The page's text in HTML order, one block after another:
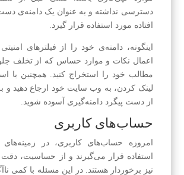
دسترسی نداشته و به عنوان یک دامنه‌ی
افتاده مورد استفاده قرار گیرد.
اینگونه، دامنه‌ی خود را از فیلترهای
اعمال نکات و موارد حساس که از تخلف
مطالب خود را استخراج کنید. همچنین با
لینک کردن، به وب سایت خود ارجاع دهید و
از دست پیگرد دامنه‌گیری آسوده شوید.
حساب‌های کاربری
امروزه حساب‌های کاربری، در زمینه‌های
استفاده قرار می‌گیرند و از حساسیت، دقت
نیز برخوردار هستند. در این مسئله با کمی